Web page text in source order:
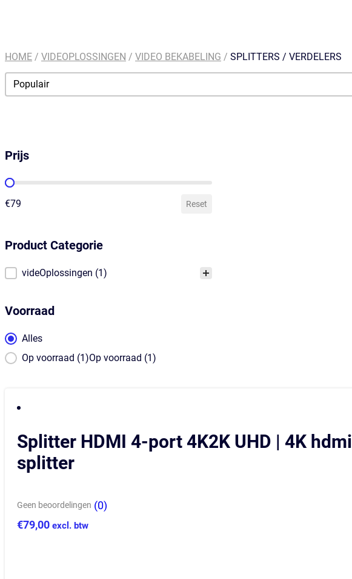
HOME / VIDEOPLOSSINGEN / VIDEO BEKABELING / SPLITTERS / VERDELERS
Order By
Sort content
Prijs
Prijs
€79 Reset
Product Categorie
Product Categorie
videOplossingen (1)
Voorraad
Voorraad
Alles
Op voorraad (1)Op voorraad (1)
Splitter HDMI 4-port 4K2K UHD | 4K hdmi
splitter
Geen beoordelingen (0)
€79,00 excl. btw